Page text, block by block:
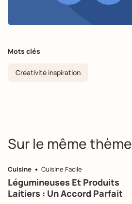
Mots clés
Créativité inspiration
Sur le même thème
Cuisine Cuisine Facile
Légumineuses Et Produits
Laitiers : Un Accord Parfait